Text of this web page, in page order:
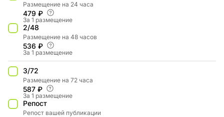
Размещение на 24 часа
479 ₽
За 1 размещение
2/48
Размещение на 48 часов
536 ₽
За 1 размещение
3/72
Размещение на 72 часа
587 ₽
За 1 размещение
Репост
Репост вашей публикации